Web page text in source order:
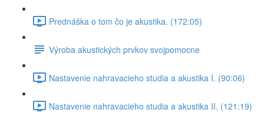
Prednáška o tom čo je akustika. (172:05)
Výroba akustických prvkov svojpomocne
Nastavenie nahravacieho studia a akustika I. (90:06)
Nastavenie nahravacieho studia a akustika II. (121:19)